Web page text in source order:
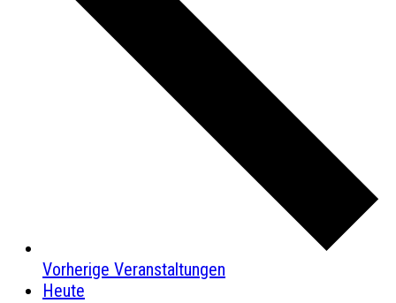
Vorherige Veranstaltungen
Heute